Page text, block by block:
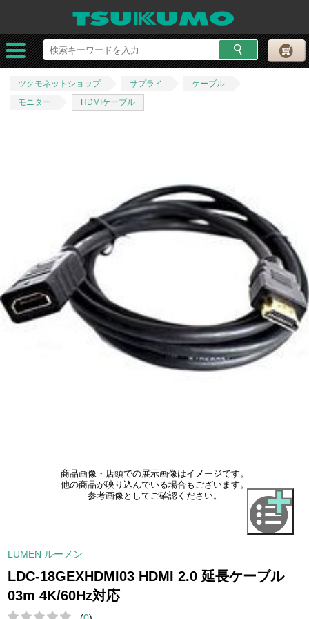
ツクモネットショップ サプライ
ケーブル
モニター
HDMIケーブル
商品画像・店頭での展示画像はイメージです。
他の商品が映り込んでいる場合もございます。
参考画像としてご確認ください。
LUMEN ルーメン
LDC-18GEXHDMI03 HDMI 2.0 延長ケーブル
03m 4K/60Hz対応